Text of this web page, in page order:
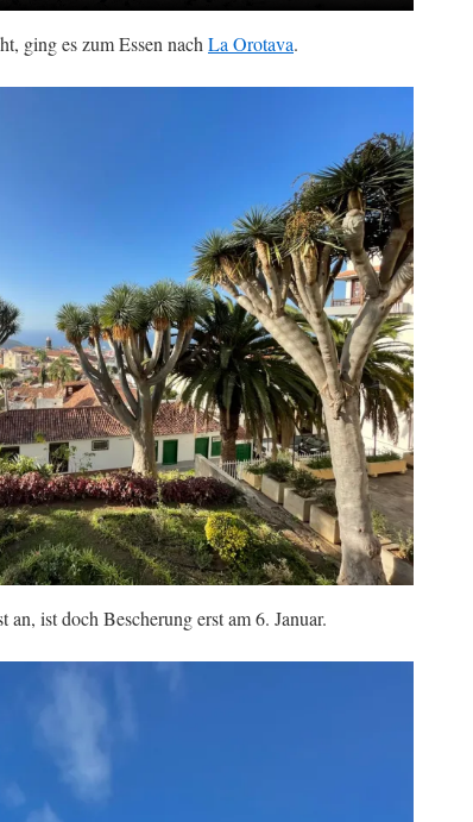
ging es zum Essen nach La Orotava.
an, ist doch Bescherung erst am 6. Januar.